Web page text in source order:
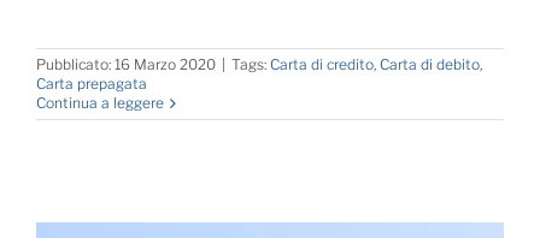
Pubblicato: 16 Marzo 2020 Tags: Carta di credito, Carta di debito,
Carta prepagata
Continua a leggere